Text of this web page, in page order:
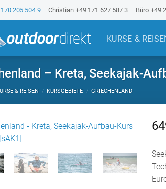
205 504 9 Christian +49 171 627 587 3 Büro +49
KURSE &
– Kreta, Seekajak-
& REISEN / KURSGEBIETE / GRIECHENLAND